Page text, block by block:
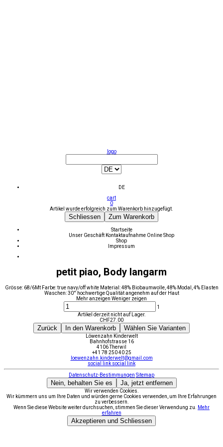
logo
DE
cart
0
Artikel wurde erfolgreich zum Warenkorb hinzugefügt.
Schliessen Zum Warenkorb
Startseite
Unser Geschäft Kontaktaufnahme Online Shop
Shop
Impressum
petit piao, Body langarm
Grösse: 68/6Mt Farbe: true navy/off white Material: 48% Biobaumwolle, 48% Modal, 4% Elasten
Waschen: 30° hochwertige Qualität angenehm auf der Haut
Mehr anzeigen Weniger zeigen
1
Artikel derzeit nicht auf Lager.
CHF27.00
Zurück In den Warenkorb Wählen Sie Varianten
Löwenzahn Kinderwelt
Bahnhofstrasse 16
4106 Therwil
+41 78 250 40 25
loewenzahn.kinderwelt@gmail.com
social link social link
Datenschutz-Bestimmungen Sitemap
Nein, behalten Sie es Ja, jetzt entfernen
Wir verwenden Cookies.
Wir kümmern uns um Ihre Daten und würden gerne Cookies verwenden, um Ihre Erfahrungen
zu verbessern.
Wenn Sie diese Website weiter durchsuchen, stimmen Sie dieser Verwendung zu.
Mehr
erfahren
Akzeptieren und Schliessen